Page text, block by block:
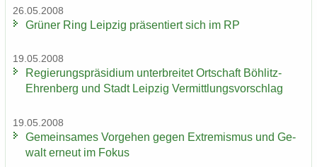
26.05.2008
Grü­ner Ring Leip­zig prä­sen­tiert sich im RP
19.05.2008
Re­gie­rungs­prä­si­di­um un­ter­brei­tet Ort­schaft Böhlitz-​
Ehrenberg und Stadt Leip­zig Ver­mitt­lungs­vor­schlag
19.05.2008
Ge­mein­sa­mes Vor­ge­hen gegen Ex­tre­mis­mus und Ge­
walt er­neut im Fokus